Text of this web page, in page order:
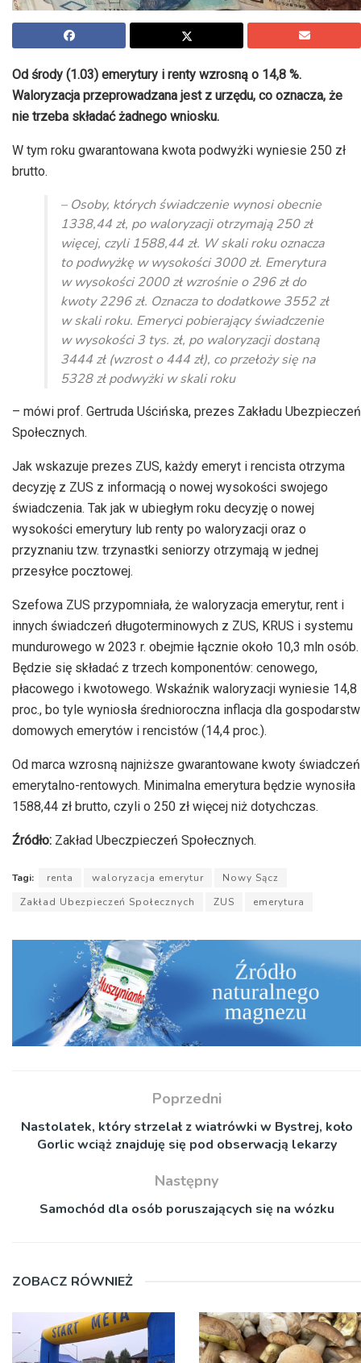
Od środy (1.03) emerytury i renty wzrosną o 14,8 %.
Waloryzacja przeprowadzana jest z urzędu, co oznacza, że
nie trzeba składać żadnego wniosku.
W tym roku gwarantowana kwota podwyżki wyniesie 250 zł
brutto.
– Osoby, których świadczenie wynosi obecnie
1338,44 zł, po waloryzacji otrzymają 250 zł
więcej, czyli 1588,44 zł. W skali roku oznacza
to podwyżkę w wysokości 3000 zł. Emerytura
w wysokości 2000 zł wzrośnie o 296 zł do
kwoty 2296 zł. Oznacza to dodatkowe 3552 zł
w skali roku. Emeryci pobierający świadczenie
w wysokości 3 tys. zł, po waloryzacji dostaną
3444 zł (wzrost o 444 zł), co przełoży się na
5328 zł podwyżki w skali roku
– mówi prof. Gertruda Uścińska, prezes Zakładu Ubezpieczeń
Społecznych.
Jak wskazuje prezes ZUS, każdy emeryt i rencista otrzyma
decyzję z ZUS z informacją o nowej wysokości swojego
świadczenia. Tak jak w ubiegłym roku decyzję o nowej
wysokości emerytury lub renty po waloryzacji oraz o
przyznaniu tzw. trzynastki seniorzy otrzymają w jednej
przesyłce pocztowej.
Szefowa ZUS przypomniała, że waloryzacja emerytur, rent i
innych świadczeń długoterminowych z ZUS, KRUS i systemu
mundurowego w 2023 r. obejmie łącznie około 10,3 mln osób.
Będzie się składać z trzech komponentów: cenowego,
płacowego i kwotowego. Wskaźnik waloryzacji wyniesie 14,8
proc., bo tyle wyniosła średnioroczna inflacja dla gospodarstw
domowych emerytów i rencistów (14,4 proc.).
Od marca wzrosną najniższe gwarantowane kwoty świadczeń
emerytalno-rentowych. Minimalna emerytura będzie wynosiła
1588,44 zł brutto, czyli o 250 zł więcej niż dotychczas.
Źródło: Zakład Ubeczpieczeń Społecznych.
Tagi: renta waloryzacja emerytur
Nowy Sącz
Zakład Ubezpieczeń Społecznych
ZUS emerytura
Poprzedni
Nastolatek, który strzelał z wiatrówki w Bystrej, koło
Gorlic wciąż znajduję się pod obserwacją lekarzy
Następny
Samochód dla osób poruszających się na wózku
ZOBACZ RÓWNIEŻ